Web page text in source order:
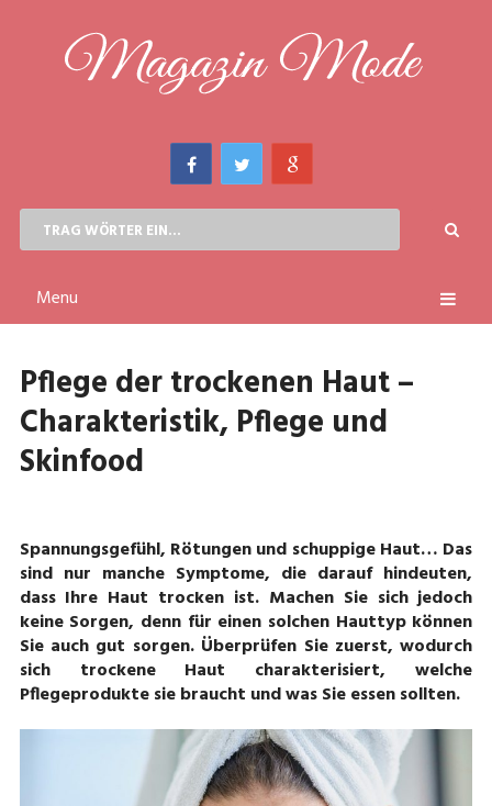
Menu
Pflege der trockenen Haut –
Charakteristik, Pflege und
Skinfood
Spannungsgefühl, Rötungen und schuppige Haut… Das
sind nur manche Symptome, die darauf hindeuten,
dass Ihre Haut trocken ist. Machen Sie sich jedoch
keine Sorgen, denn für einen solchen Hauttyp können
Sie auch gut sorgen. Überprüfen Sie zuerst, wodurch
sich trockene Haut charakterisiert, welche
Pflegeprodukte sie braucht und was Sie essen sollten.